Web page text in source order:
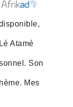
Atamé
Son
Mes